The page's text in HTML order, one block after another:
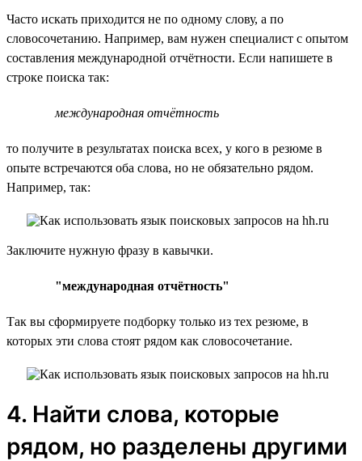
Часто искать приходится не по одному слову, а по
словосочетанию. Например, вам нужен специалист с опытом
составления международной отчётности. Если напишете в
строке поиска так:
международная отчётность
то получите в результатах поиска всех, у кого в резюме в
опыте встречаются оба слова, но не обязательно рядом.
Например, так:
Заключите нужную фразу в кавычки.
"международная отчётность"
Так вы сформируете подборку только из тех резюме, в
которых эти слова стоят рядом как словосочетание.
4. Найти слова, которые
рядом, но разделены другими